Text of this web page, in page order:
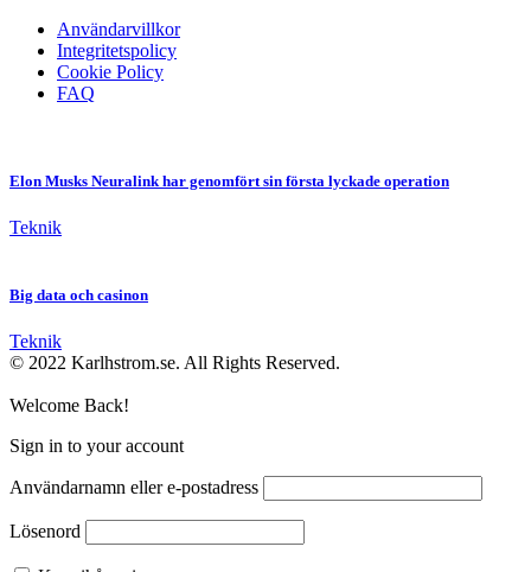
Användarvillkor
Integritetspolicy
Cookie Policy
FAQ
Elon Musks Neuralink har genomfört sin första lyckade operation
Teknik
Big data och casinon
Teknik
© 2022 Karlhstrom.se. All Rights Reserved.
Welcome Back!
Sign in to your account
Användarnamn eller e-postadress
Lösenord